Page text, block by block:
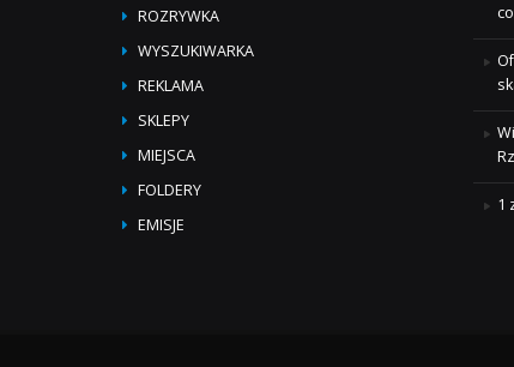
ROZRYWKA
WYSZUKIWARKA
REKLAMA
SKLEPY
MIEJSCA
FOLDERY
EMISJE
1